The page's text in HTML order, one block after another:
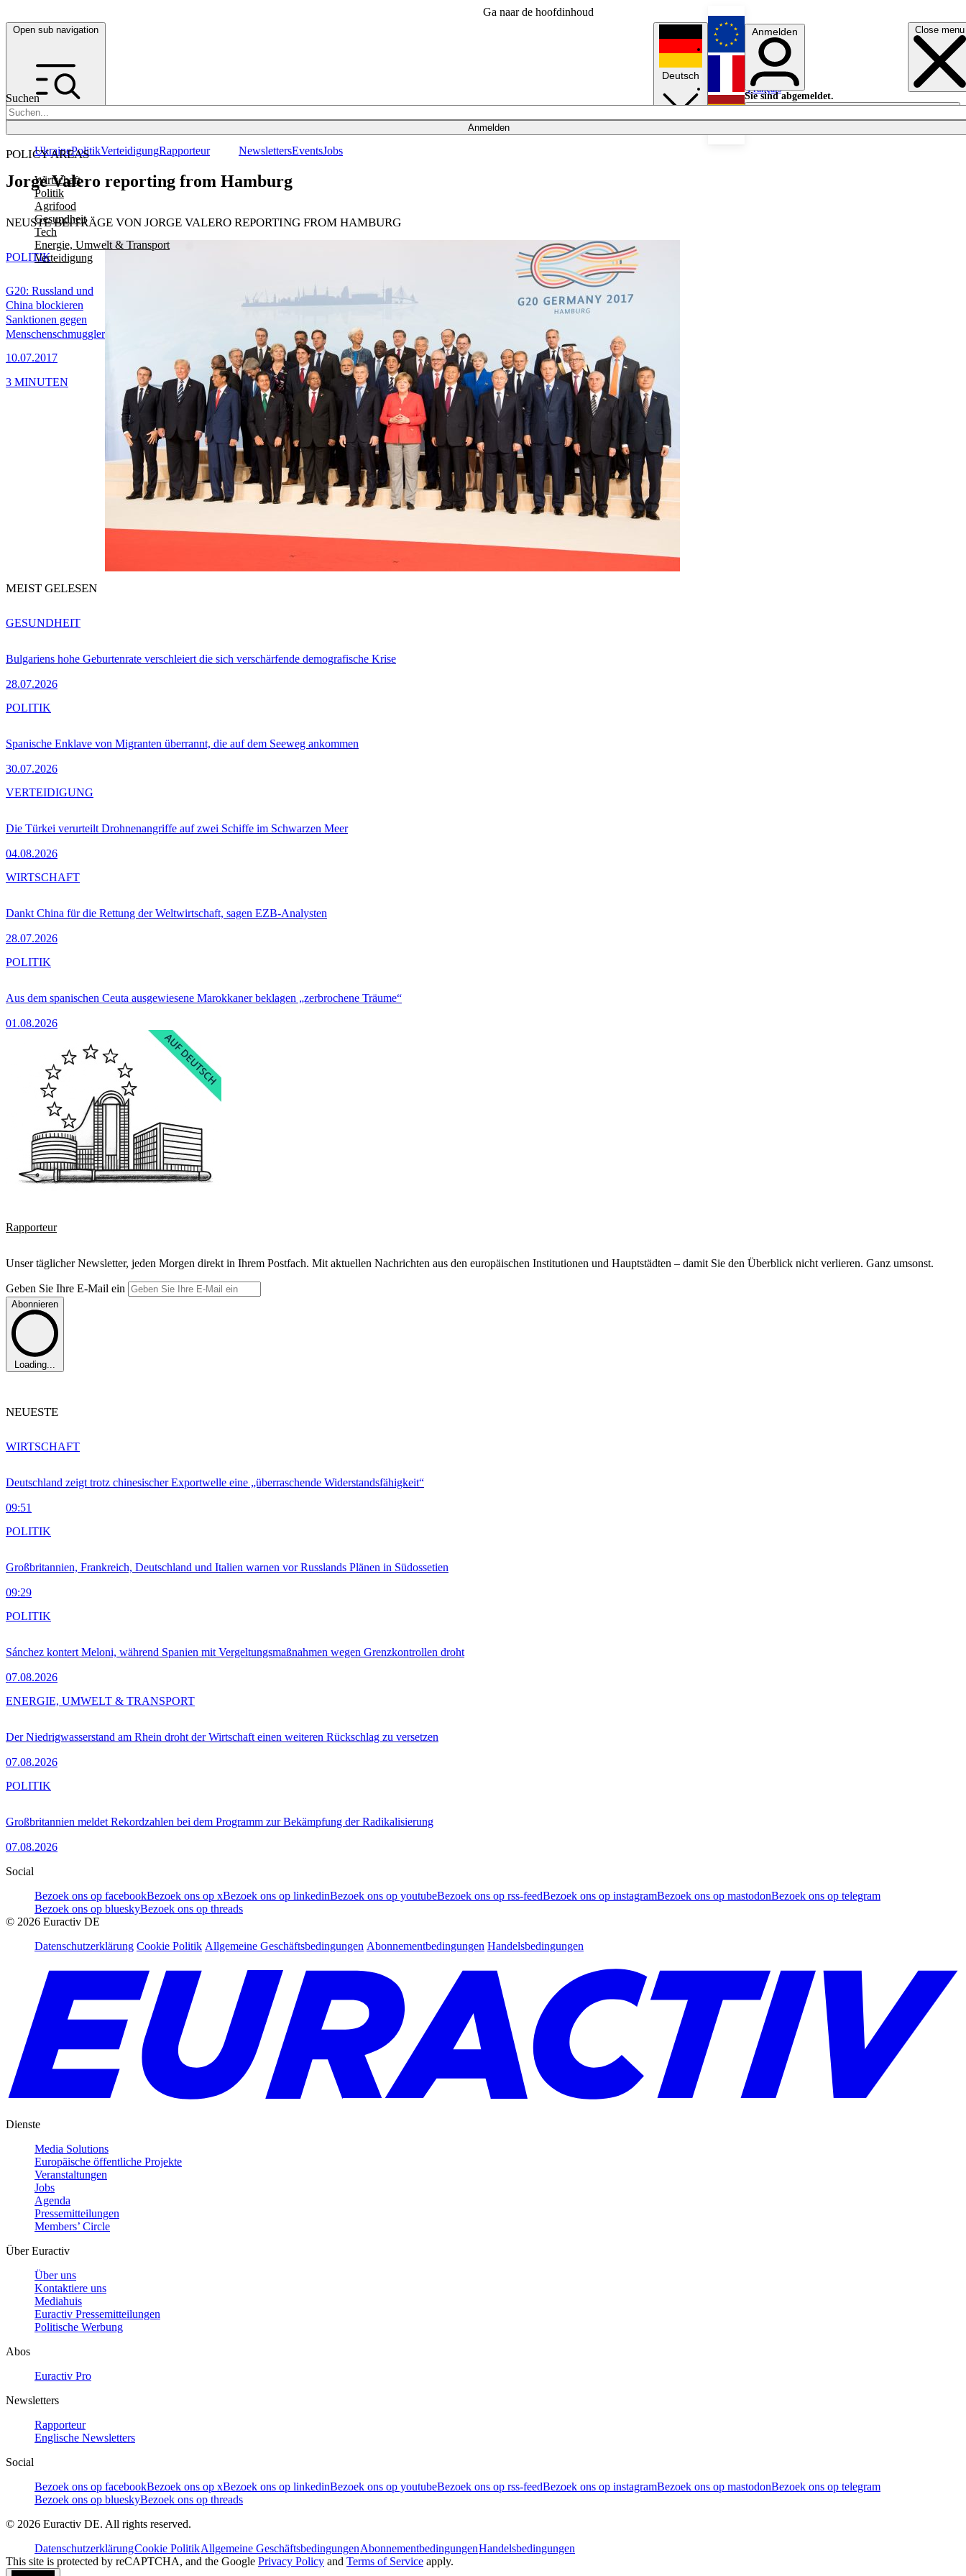
Ga naar de hoofdinhoud
Open sub navigation Close menu
Suchen
Anmelden
POLICY AREAS
Wirtschaft
Politik
Agrifood
Gesundheit
Tech
Energie, Umwelt & Transport
Verteidigung
UkrainePolitikVerteidigungRapporteur NewslettersEventsJobs
Deutsch
English
Français
Anmelden
Sie sind abgemeldet.
Anmelden
Licht aus
Jorge Valero reporting from Hamburg
NEUSTE BEITRÄGE VON JORGE VALERO REPORTING FROM HAMBURG
G20: Russland und
China blockieren
Sanktionen gegen
Menschenschmuggler
10.07.2017
POLITIK
3 MINUTEN
MEIST GELESEN
Bulgariens hohe Geburtenrate verschleiert die sich verschärfende demografische Krise
28.07.2026
GESUNDHEIT
Spanische Enklave von Migranten überrannt, die auf dem Seeweg ankommen
30.07.2026
POLITIK
Die Türkei verurteilt Drohnenangriffe auf zwei Schiffe im Schwarzen Meer
04.08.2026
VERTEIDIGUNG
Dankt China für die Rettung der Weltwirtschaft, sagen EZB-Analysten
28.07.2026
WIRTSCHAFT
Aus dem spanischen Ceuta ausgewiesene Marokkaner beklagen „zerbrochene Träume“
01.08.2026
POLITIK
Rapporteur
Unser täglicher Newsletter, jeden Morgen direkt in Ihrem Postfach. Mit aktuellen Nachrichten aus den europäischen Institutionen und Hauptstädten – damit Sie den Überblick nicht verlieren. Ganz umsonst.
Geben Sie Ihre E-Mail ein
Abonnieren
Loading...
NEUESTE
Deutschland zeigt trotz chinesischer Exportwelle eine „überraschende Widerstandsfähigkeit“
09:51
WIRTSCHAFT
Großbritannien, Frankreich, Deutschland und Italien warnen vor Russlands Plänen in Südossetien
09:29
POLITIK
Sánchez kontert Meloni, während Spanien mit Vergeltungsmaßnahmen wegen Grenzkontrollen droht
07.08.2026
POLITIK
Der Niedrigwasserstand am Rhein droht der Wirtschaft einen weiteren Rückschlag zu versetzen
07.08.2026
ENERGIE, UMWELT & TRANSPORT
Großbritannien meldet Rekordzahlen bei dem Programm zur Bekämpfung der Radikalisierung
07.08.2026
POLITIK
Social
Bezoek ons op facebookBezoek ons op xBezoek ons op linkedinBezoek ons op youtubeBezoek ons op rss-feedBezoek ons op instagramBezoek ons op mastodonBezoek ons op telegram
Bezoek ons op blueskyBezoek ons op threads
© 2026 Euractiv DE
Datenschutzerklärung Cookie Politik Allgemeine Geschäftsbedingungen Abonnementbedingungen Handelsbedingungen
Dienste
Media Solutions
Europäische öffentliche Projekte
Veranstaltungen
Jobs
Agenda
Pressemitteilungen
Members’ Circle
Über Euractiv
Über uns
Kontaktiere uns
Mediahuis
Euractiv Pressemitteilungen
Politische Werbung
Abos
Euractiv Pro
Newsletters
Rapporteur
Englische Newsletters
Social
Bezoek ons op facebookBezoek ons op xBezoek ons op linkedinBezoek ons op youtubeBezoek ons op rss-feedBezoek ons op instagramBezoek ons op mastodonBezoek ons op telegram
Bezoek ons op blueskyBezoek ons op threads
© 2026 Euractiv DE. All rights reserved.
DatenschutzerklärungCookie PolitikAllgemeine GeschäftsbedingungenAbonnementbedingungenHandelsbedingungen
This site is protected by reCAPTCHA, and the Google Privacy Policy and Terms of Service apply.